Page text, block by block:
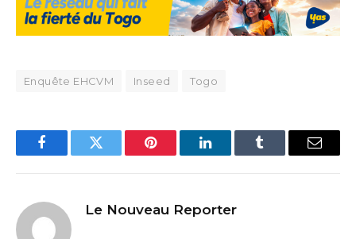
Enquête EHCVM Inseed Togo
FacebookTwitter Pinterest LinkedInTumblr Email
Le Nouveau Reporter